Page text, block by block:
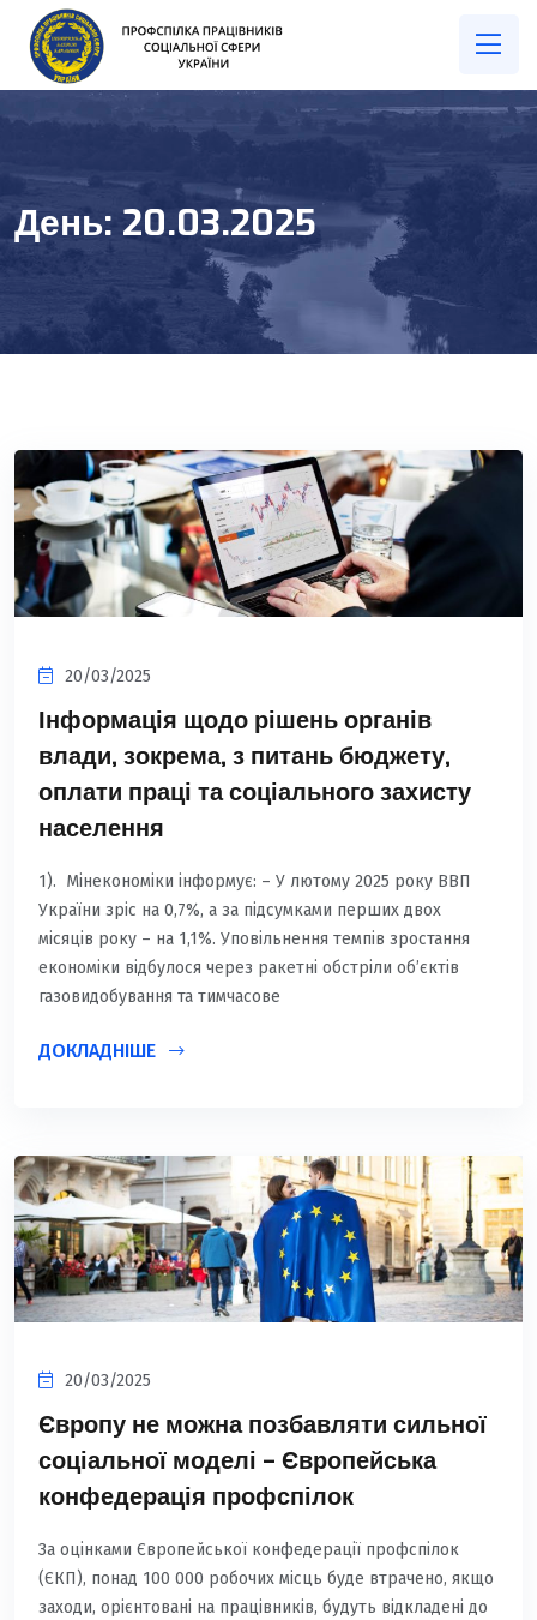
День: 20.03.2025
20/03/2025
Інформація щодо рішень органів
влади, зокрема, з питань бюджету,
оплати праці та соціального захисту
населення
1). Мінекономіки інформує: – У лютому 2025 року ВВП
України зріс на 0,7%, а за підсумками перших двох
місяців року – на 1,1%. Уповільнення темпів зростання
економіки відбулося через ракетні обстріли об’єктів
газовидобування та тимчасове
ДОКЛАДНІШЕ
20/03/2025
Європу не можна позбавляти сильної
соціальної моделі – Європейська
конфедерація профспілок
За оцінками Європейської конфедерації профспілок
(ЄКП), понад 100 000 робочих місць буде втрачено, якщо
заходи, орієнтовані на працівників, будуть відкладені до